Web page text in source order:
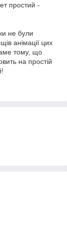
простий -
не були
анімації цих
тому, що
на простій